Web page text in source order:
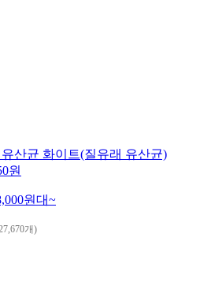
산균 화이트(질유래 유산균)
원
원대~
개)